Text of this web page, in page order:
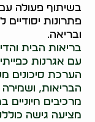
בשיתוף פעולה
פתרונות
ובריאה.
בריאות הבית
עם אגרנות
הערכת סיכונים
הבריאות,
מרכיבים חיוניים
מציעה גישה